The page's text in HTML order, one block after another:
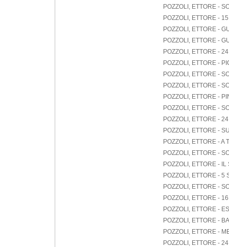
POZZOLI, ETTORE -
POZZOLI, ETTORE -
POZZOLI, ETTORE -
POZZOLI, ETTORE -
POZZOLI, ETTORE -
POZZOLI, ETTORE -
POZZOLI, ETTORE -
POZZOLI, ETTORE -
POZZOLI, ETTORE -
POZZOLI, ETTORE -
POZZOLI, ETTORE -
POZZOLI, ETTORE -
POZZOLI, ETTORE - A
POZZOLI, ETTORE -
POZZOLI, ETTORE -
POZZOLI, ETTORE - 5
POZZOLI, ETTORE -
POZZOLI, ETTORE -
POZZOLI, ETTORE -
POZZOLI, ETTORE -
POZZOLI, ETTORE -
POZZOLI, ETTORE -